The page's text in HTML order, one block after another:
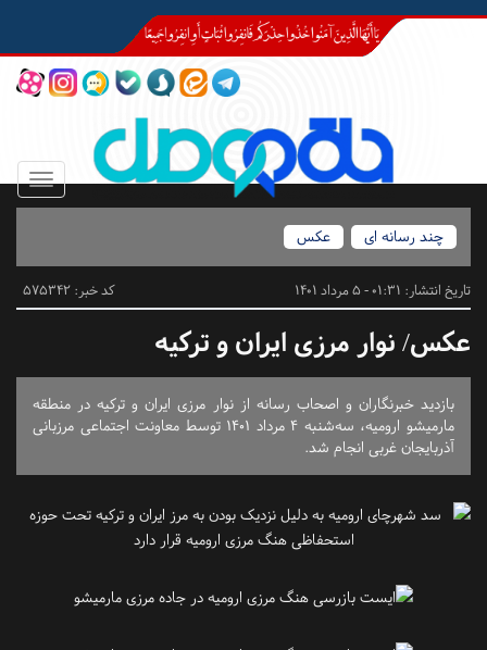
Toggle
چند رسانه ای
عکس
تاریخ انتشار: 01:31 - 5 مرداد 1401 کد خبر: 575342
عکس/ نوار مرزی ایران و ترکیه
بازدید خبرنگاران و اصحاب رسانه از نوار مرزی ایران و ترکیه در منطقه
مارمیشو ارومیه، سه‌شنبه ۴ مرداد ۱۴۰۱ توسط معاونت اجتماعی مرزبانی
آذربایجان غربی انجام شد.